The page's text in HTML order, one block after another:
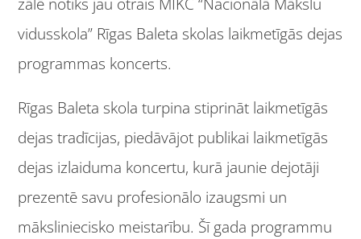
vidusskola” Rīgas Baleta skolas laikmetīgās dejas
programmas koncerts.
Rīgas Baleta skola turpina stiprināt laikmetīgās
dejas tradīcijas, piedāvājot publikai laikmetīgās
dejas izlaiduma koncertu, kurā jaunie dejotāji
prezentē savu profesionālo izaugsmi un
māksliniecisko meistarību. Šī gada programmu